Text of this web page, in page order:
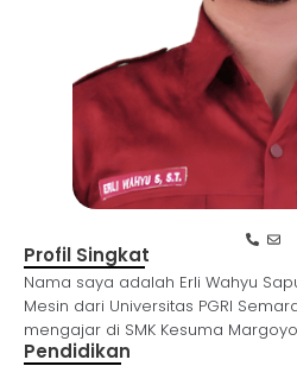
Profil Singkat
Nama saya adalah Erli Wahyu
Mesin dari Universitas PGRI
mengajar di SMK Kesuma
Pendidikan